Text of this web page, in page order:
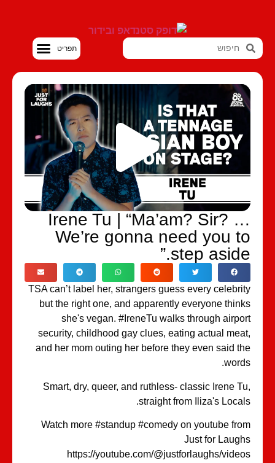
Irene Tu | “Ma’am? Sir?
We’re gonna need you
step
TSA can’t label her, strangers guess every
but the right one, and apparently everyone
she's vegan. #IreneTu walks through
security, childhood gay clues, eating actual
and her mom outing her before they even said
Smart, dry, queer, and ruthless- classic Irene
straight from Iliza's
Watch more #standup #comedy on youtube
Just for
https://youtube.com/@justforlaughs/